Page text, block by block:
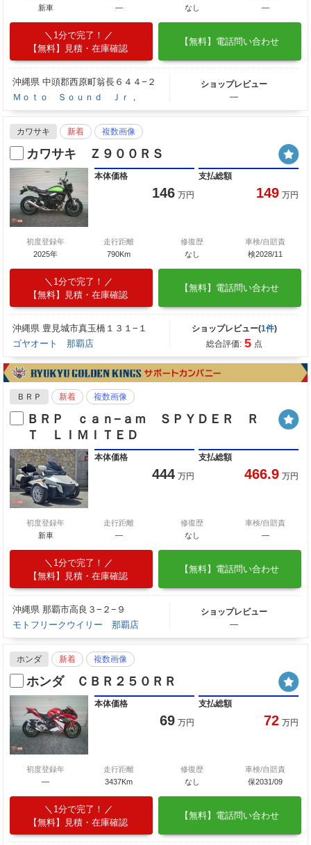
新車
—
なし
―
1分で完了！
【無料】見積・在庫確認
【無料】電話問い合わせ
沖縄県 中頭郡西原町翁長６４４−２
Ｍｏｔｏ Ｓｏｕｎｄ Ｊｒ，
ショップレビュー
―
カワサキ 新着 複数画像
カワサキ Ｚ９００ＲＳ
本体価格
146 万円
支払総額
149 万円
初度登録年
2025年
走行距離
790Km
修復歴
なし
車検/自賠責
検2028/11
1分で完了！
【無料】見積・在庫確認
【無料】電話問い合わせ
沖縄県 豊見城市真玉橋１３１−１
ゴヤオート 那覇店
ショップレビュー(1件)
総合評価: 5 点
ＢＲＰ 新着 複数画像
ＢＲＰ ｃａｎ−ａｍ ＳＰＹＤＥＲ Ｒ
Ｔ ＬＩＭＩＴＥＤ
本体価格
444 万円
支払総額
466.9 万円
初度登録年
新車
走行距離
—
修復歴
なし
車検/自賠責
―
1分で完了！
【無料】見積・在庫確認
【無料】電話問い合わせ
沖縄県 那覇市高良３−２−９
モトフリークウイリー 那覇店
ショップレビュー
―
ホンダ 新着 複数画像
ホンダ ＣＢＲ２５０ＲＲ
本体価格
69 万円
支払総額
72 万円
初度登録年
—
走行距離
3437Km
修復歴
なし
車検/自賠責
保2031/09
1分で完了！
【無料】見積・在庫確認
【無料】電話問い合わせ